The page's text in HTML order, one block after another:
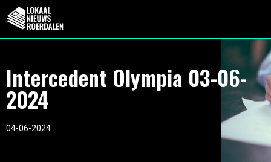
Intercedent Olympia 03-06-
2024
04-06-2024